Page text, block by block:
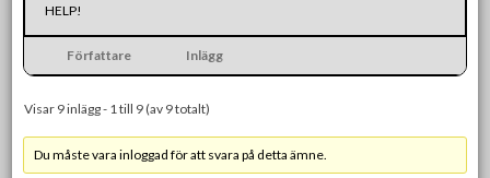
HELP!
Författare Inlägg
Visar 9 inlägg - 1 till 9 (av 9 totalt)
Du måste vara inloggad för att svara på detta ämne.